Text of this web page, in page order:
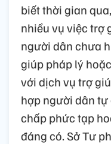
biết thời gian
nhiều vụ việc trợ
người dân chưa
giúp pháp lý
với dịch vụ trợ
hợp người dân
chấp phức tạp
đáng có. Sở Tư